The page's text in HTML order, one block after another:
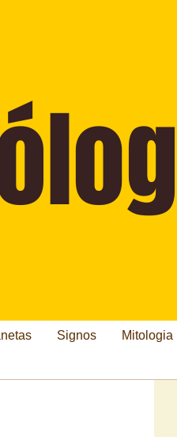
Signos Mitologia